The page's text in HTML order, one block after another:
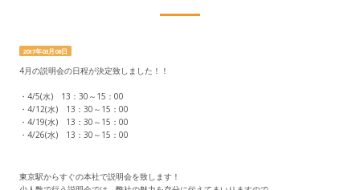
2017年03月08日
4月の説明会の日程が決定致しました！！
・4/5(水) 13：30～15：00
・4/12(水) 13：30～15：00
・4/19(水) 13：30～15：00
・4/26(水) 13：30～15：00
東京駅からすぐの本社で説明会を致します！